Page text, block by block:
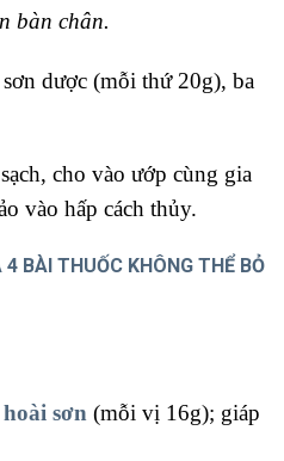
bàn chân.
dược (mỗi thứ 20g), ba
cho vào ướp cùng gia
vào hấp cách thủy.
BÀI THUỐC KHÔNG THỂ BỎ
hoài sơn (mỗi vị 16g); giáp